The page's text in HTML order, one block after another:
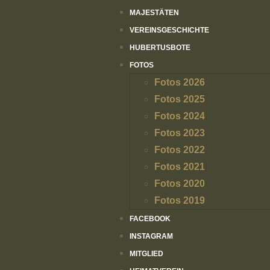
MAJESTÄTEN
VEREINSGESCHICHTE
HUBERTUSBOTE
FOTOS
Fotos 2026
Fotos 2025
Fotos 2024
Fotos 2023
Fotos 2022
Fotos 2021
Fotos 2020
Fotos 2019
FACEBOOK
INSTAGRAM
MITGLIED